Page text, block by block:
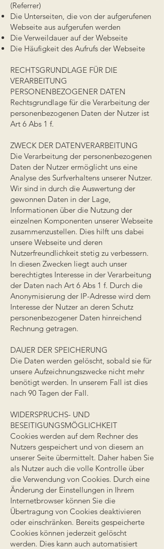
(Referrer)
Die Unterseiten, die von der aufgerufenen
Webseite aus aufgerufen werden
Die Verweildauer auf der Webseite
Die Häufigkeit des Aufrufs der Webseite
RECHTSGRUNDLAGE FÜR DIE
VERARBEITUNG
PERSONENBEZOGENER DATEN
Rechtsgrundlage für die Verarbeitung der
personenbezogenen Daten der Nutzer ist
Art 6 Abs 1 f.
ZWECK DER DATENVERARBEITUNG
Die Verarbeitung der personenbezogenen
Daten der Nutzer ermöglicht uns eine
Analyse des Surfverhaltens unserer Nutzer.
Wir sind in durch die Auswertung der
gewonnen Daten in der Lage,
Informationen über die Nutzung der
einzelnen Komponenten unserer Webseite
zusammenzustellen. Dies hilft uns dabei
unsere Webseite und deren
Nutzerfreundlichkeit stetig zu verbessern.
In diesen Zwecken liegt auch unser
berechtigtes Interesse in der Verarbeitung
der Daten nach Art 6 Abs 1 f. Durch die
Anonymisierung der IP-Adresse wird dem
Interesse der Nutzer an deren Schutz
personenbezogener Daten hinreichend
Rechnung getragen.
DAUER DER SPEICHERUNG
Die Daten werden gelöscht, sobald sie für
unsere Aufzeichnungszwecke nicht mehr
benötigt werden. In unserem Fall ist dies
nach 90 Tagen der Fall.
WIDERSPRUCHS- UND
BESEITIGUNGSMÖGLICHKEIT
Cookies werden auf dem Rechner des
Nutzers gespeichert und von diesem an
unserer Seite übermittelt. Daher haben Sie
als Nutzer auch die volle Kontrolle über
die Verwendung von Cookies. Durch eine
Änderung der Einstellungen in Ihrem
Internetbrowser können Sie die
Übertragung von Cookies deaktivieren
oder einschränken. Bereits gespeicherte
Cookies können jederzeit gelöscht
werden. Dies kann auch automatisiert